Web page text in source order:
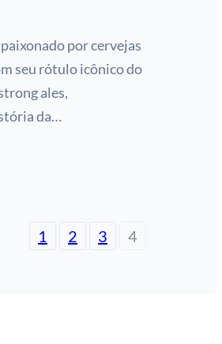
por cervejas
seu rótulo icônico do
ales,
da…
1 2 3 4